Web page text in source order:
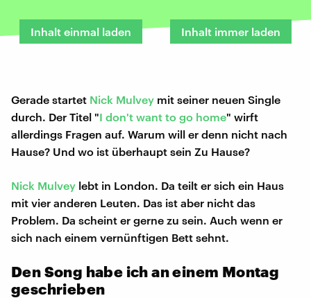
Inhalt einmal laden Inhalt immer laden
Gerade startet Nick Mulvey mit seiner neuen Single
durch. Der Titel "I don't want to go home" wirft
allerdings Fragen auf. Warum will er denn nicht nach
Hause? Und wo ist überhaupt sein Zu Hause?
Nick Mulvey lebt in London. Da teilt er sich ein Haus
mit vier anderen Leuten. Das ist aber nicht das
Problem. Da scheint er gerne zu sein. Auch wenn er
sich nach einem vernünftigen Bett sehnt.
Den Song habe ich an einem Montag
geschrieben